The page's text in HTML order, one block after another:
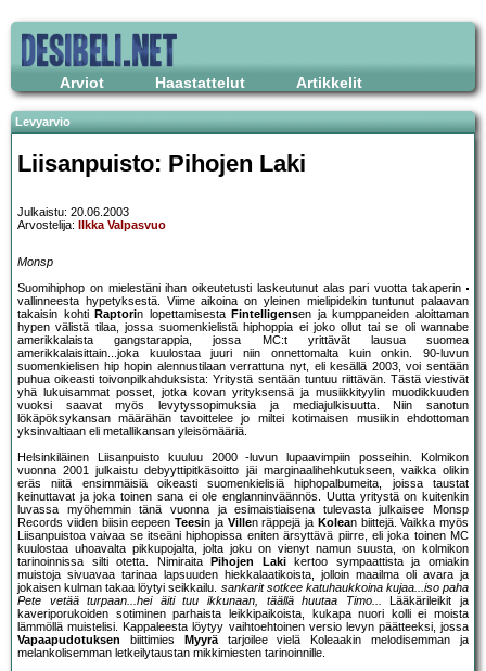
Arviot Haastattelut Artikkelit
Levyarvio
Liisanpuisto: Pihojen Laki
Julkaistu: 20.06.2003
Arvostelija:
Ilkka Valpasvuo
Monsp
Suomihiphop on mielestäni ihan oikeutetusti laskeutunut alas pari vuotta takaperin
vallinneesta hypetyksestä. Viime aikoina on yleinen mielipidekin tuntunut palaavan
takaisin kohti Raptorin lopettamisesta Fintelligensen ja kumppaneiden aloittaman
hypen välistä tilaa, jossa suomenkielistä hiphoppia ei joko ollut tai se oli wannabe
amerikkalaista gangstarappia, jossa MC:t yrittävät lausua suomea
amerikkalaisittain...joka kuulostaa juuri niin onnettomalta kuin onkin. 90-luvun
suomenkielisen hip hopin alennustilaan verrattuna nyt, eli kesällä 2003, voi sentään
puhua oikeasti toivonpilkahduksista: Yritystä sentään tuntuu riittävän. Tästä viestivät
yhä lukuisammat posset, jotka kovan yrityksensä ja musiikkityylin muodikkuuden
vuoksi saavat myös levytyssopimuksia ja mediajulkisuutta. Niin sanotun
lökäpöksykansan määrähän tavoittelee jo miltei kotimaisen musiikin ehdottoman
yksinvaltiaan eli metallikansan yleisömääriä.
Helsinkiläinen Liisanpuisto kuuluu 2000 -luvun lupaavimpiin posseihin. Kolmikon
vuonna 2001 julkaistu debyyttipitkäsoitto jäi marginaalihehkutukseen, vaikka olikin
eräs niitä ensimmäisiä oikeasti suomenkielisiä hiphopalbumeita, joissa taustat
keinuttavat ja joka toinen sana ei ole englanninväännös. Uutta yritystä on kuitenkin
luvassa myöhemmin tänä vuonna ja esimaistiaisena tulevasta julkaisee Monsp
Records viiden biisin eepeen Teesin ja Villen räppejä ja Kolean biittejä. Vaikka myös
Liisanpuistoa vaivaa se itseäni hiphopissa eniten ärsyttävä piirre, eli joka toinen MC
kuulostaa uhoavalta pikkupojalta, jolta joku on vienyt namun suusta, on kolmikon
tarinoinnissa silti otetta. Nimiraita
Pihojen Lakikertoo sympaattista ja omiakin
muistoja sivuavaa tarinaa lapsuuden hiekkalaatikoista, jolloin maailma oli avara ja
jokaisen kulman takaa löytyi seikkailu. sankarit sotkee katuhaukkoina kujaa...iso paha
Pete vetää turpaan...hei äiti tuu ikkunaan, täällä huutaa Timo... Lääkärileikit ja
kaveriporukoiden sotiminen parhaista leikkipaikoista, kukapa nuori kolli ei moista
lämmöllä muistelisi. Kappaleesta löytyy vaihtoehtoinen versio levyn päätteeksi, jossa
Vapaapudotuksen biittimies Myyrätarjoilee vielä Koleaakin melodisemman ja
melankolisemman letkeilytaustan mikkimiesten tarinoinnille.